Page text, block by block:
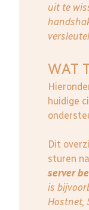
uit te
WAT
huidige
Dit
sturen
server
is
Hostnet,